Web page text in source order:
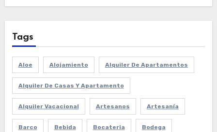
Tags
Aloe Alojamiento Alquiler De Apartamentos
Alquiler De Casas Y Apartamento
Alquiler Vacacional Artesanos Artesanía
Barco Bebida Bocateria Bodega